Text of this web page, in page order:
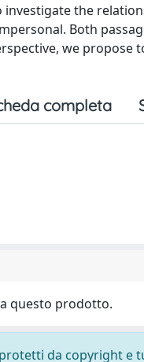
investigate the
Both
we propose
completa
questo prodotto.
da copyright e